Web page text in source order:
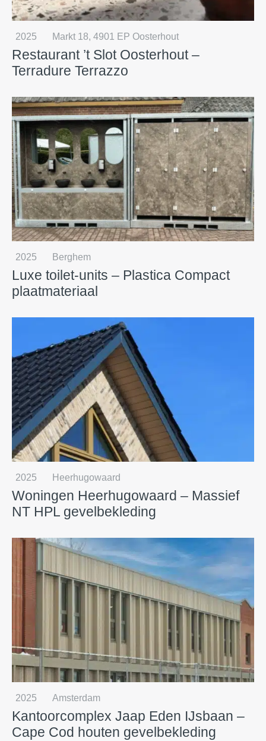
2025 Markt 18, 4901 EP Oosterhout
Restaurant ’t Slot Oosterhout –
Terradure Terrazzo
2025 Berghem
Luxe toilet-units – Plastica Compact
plaatmateriaal
2025 Heerhugowaard
Woningen Heerhugowaard – Massief
NT HPL gevelbekleding
2025 Amsterdam
Kantoorcomplex Jaap Eden IJsbaan –
Cape Cod houten gevelbekleding